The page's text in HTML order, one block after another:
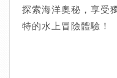
探索海洋奧秘，享受
特的水上冒險體驗！